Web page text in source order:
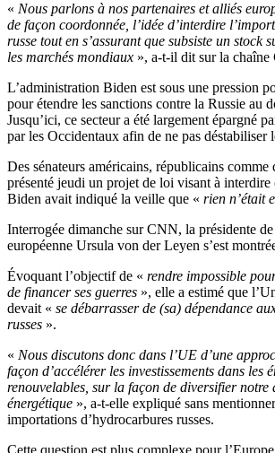
« Nous parlons à nos partenaires et alliés
de façon coordonnée, l’idée d’interdire
russe tout en s’assurant que subsiste un stock
les marchés mondiaux », a-t-il dit sur la chaîne
L’administration Biden est sous une pression
pour étendre les sanctions contre la Russie au
Jusqu’ici, ce secteur a été largement épargné
par les Occidentaux afin de ne pas déstabiliser
Des sénateurs américains, républicains comme
présenté jeudi un projet de loi visant à interdire
Biden avait indiqué la veille que « rien n’était
Interrogée dimanche sur CNN, la présidente
européenne Ursula von der Leyen s’est
Évoquant l’objectif de « rendre impossible
de financer ses guerres », elle a estimé que
devait « se débarrasser de (sa) dépendance
russes ».
« Nous discutons donc dans l’UE d’une
façon d’accélérer les investissements dans les
renouvelables, sur la façon de diversifier notre
énergétique », a-t-elle expliqué sans
importations d’hydrocarbures russes.